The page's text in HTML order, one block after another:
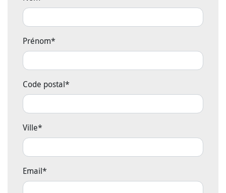
Prénom*
Code postal*
Ville*
Email*